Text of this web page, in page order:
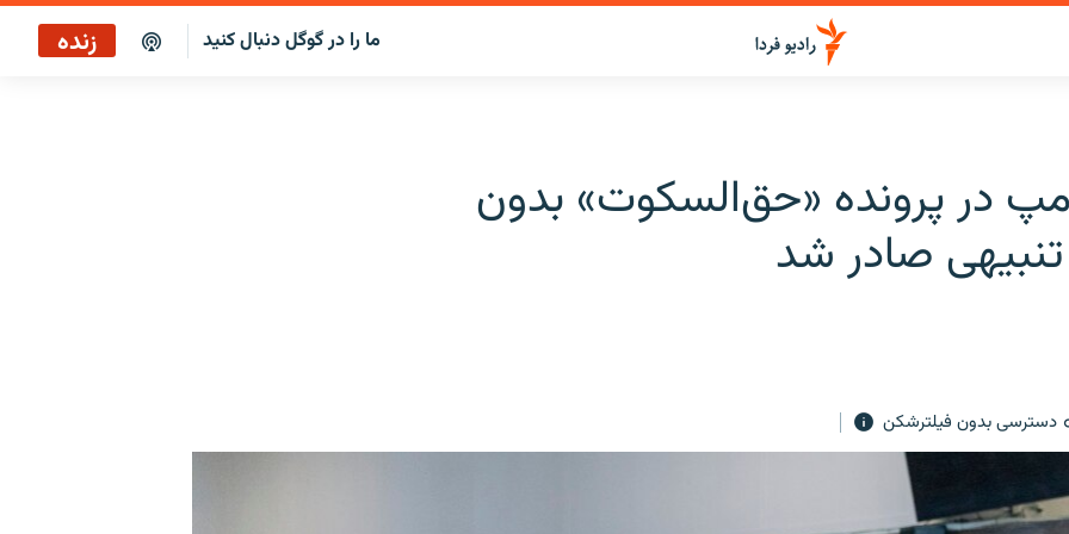
ما را در گوگل دنبال کنید زنده
در پرونده «حق‌السکوت» بدون
صادر شد
دسترسی بدون فیلترشکن